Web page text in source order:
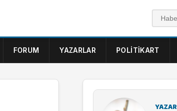
FORUM YAZARLAR POLITIKART
YAZAR